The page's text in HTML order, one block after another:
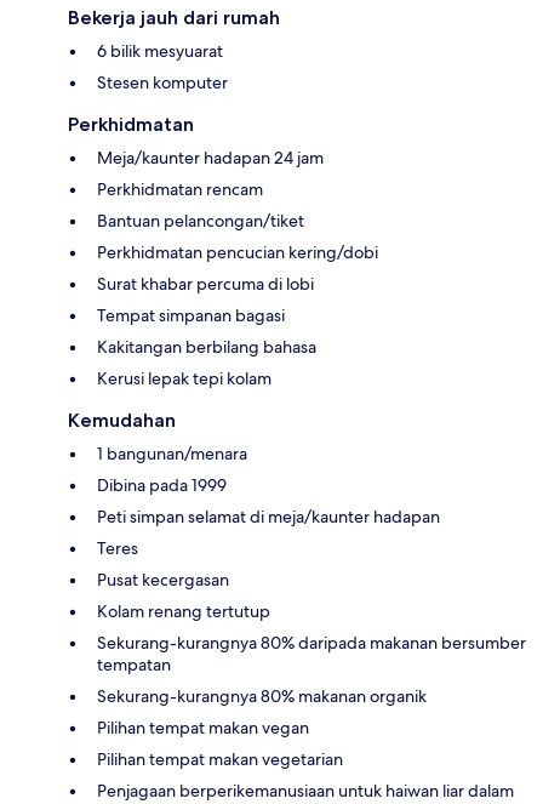
Bekerja jauh dari rumah
6 bilik mesyuarat
Stesen komputer
Perkhidmatan
Meja/kaunter hadapan 24 jam
Perkhidmatan rencam
Bantuan pelancongan/tiket
Perkhidmatan pencucian kering/dobi
Surat khabar percuma di lobi
Tempat simpanan bagasi
Kakitangan berbilang bahasa
Kerusi lepak tepi kolam
Kemudahan
1 bangunan/menara
Dibina pada 1999
Peti simpan selamat di meja/kaunter hadapan
Teres
Pusat kecergasan
Kolam renang tertutup
Sekurang-kurangnya 80% daripada makanan bersumber
tempatan
Sekurang-kurangnya 80% makanan organik
Pilihan tempat makan vegan
Pilihan tempat makan vegetarian
Penjagaan berperikemanusiaan untuk haiwan liar dalam